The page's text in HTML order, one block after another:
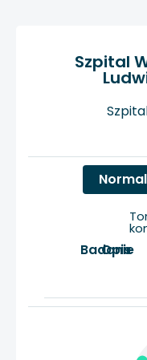
Szpital
Badanie
Opis